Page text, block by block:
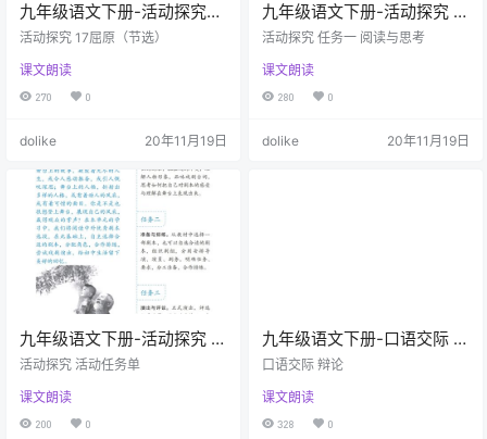
九年级语文下册-活动探究
17屈原（节选）(P98-P103)
活动探究 17屈原（节选）
课文朗读
270 0
dolike 20年11月19日
九年级语文下册-活动探究 任
务一 阅读与思考(P97)
活动探究 任务一 阅读与思考
课文朗读
280 0
dolike 20年11月19日
九年级语文下册-活动探究 活
动任务单(P96)
活动探究 活动任务单
课文朗读
200 0
九年级语文下册-口语交际 辩
论(P93-P95)
口语交际 辩论
课文朗读
328 0